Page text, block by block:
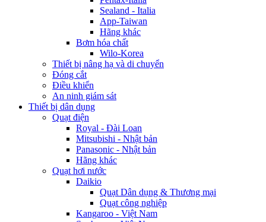
Sealand - Italia
App-Taiwan
Hãng khác
Bơm hóa chất
Wilo-Korea
Thiết bị nâng hạ và di chuyển
Đóng cắt
Điều khiển
An ninh giám sát
Thiết bị dân dụng
Quạt điện
Royal - Đài Loan
Mitsubishi - Nhật bản
Panasonic - Nhật bản
Hãng khác
Quạt hơi nước
Daikio
Quạt Dân dụng & Thương mại
Quạt công nghiệp
Kangaroo - Việt Nam